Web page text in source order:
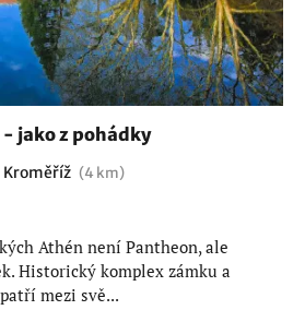
jako z pohádky
Kroměříž (4 km)
Athén není Pantheon, ale
Historický komplex zámku a
mezi svě...